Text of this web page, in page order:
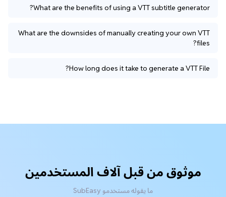
What are the benefits of using a VTT subtitle generator?
What are the downsides of manually creating your own VTT
files?
How long does it take to generate a VTT File?
موثوق من قبل آلاف المستخدمين
ما يقوله مستخدمو SubEasy